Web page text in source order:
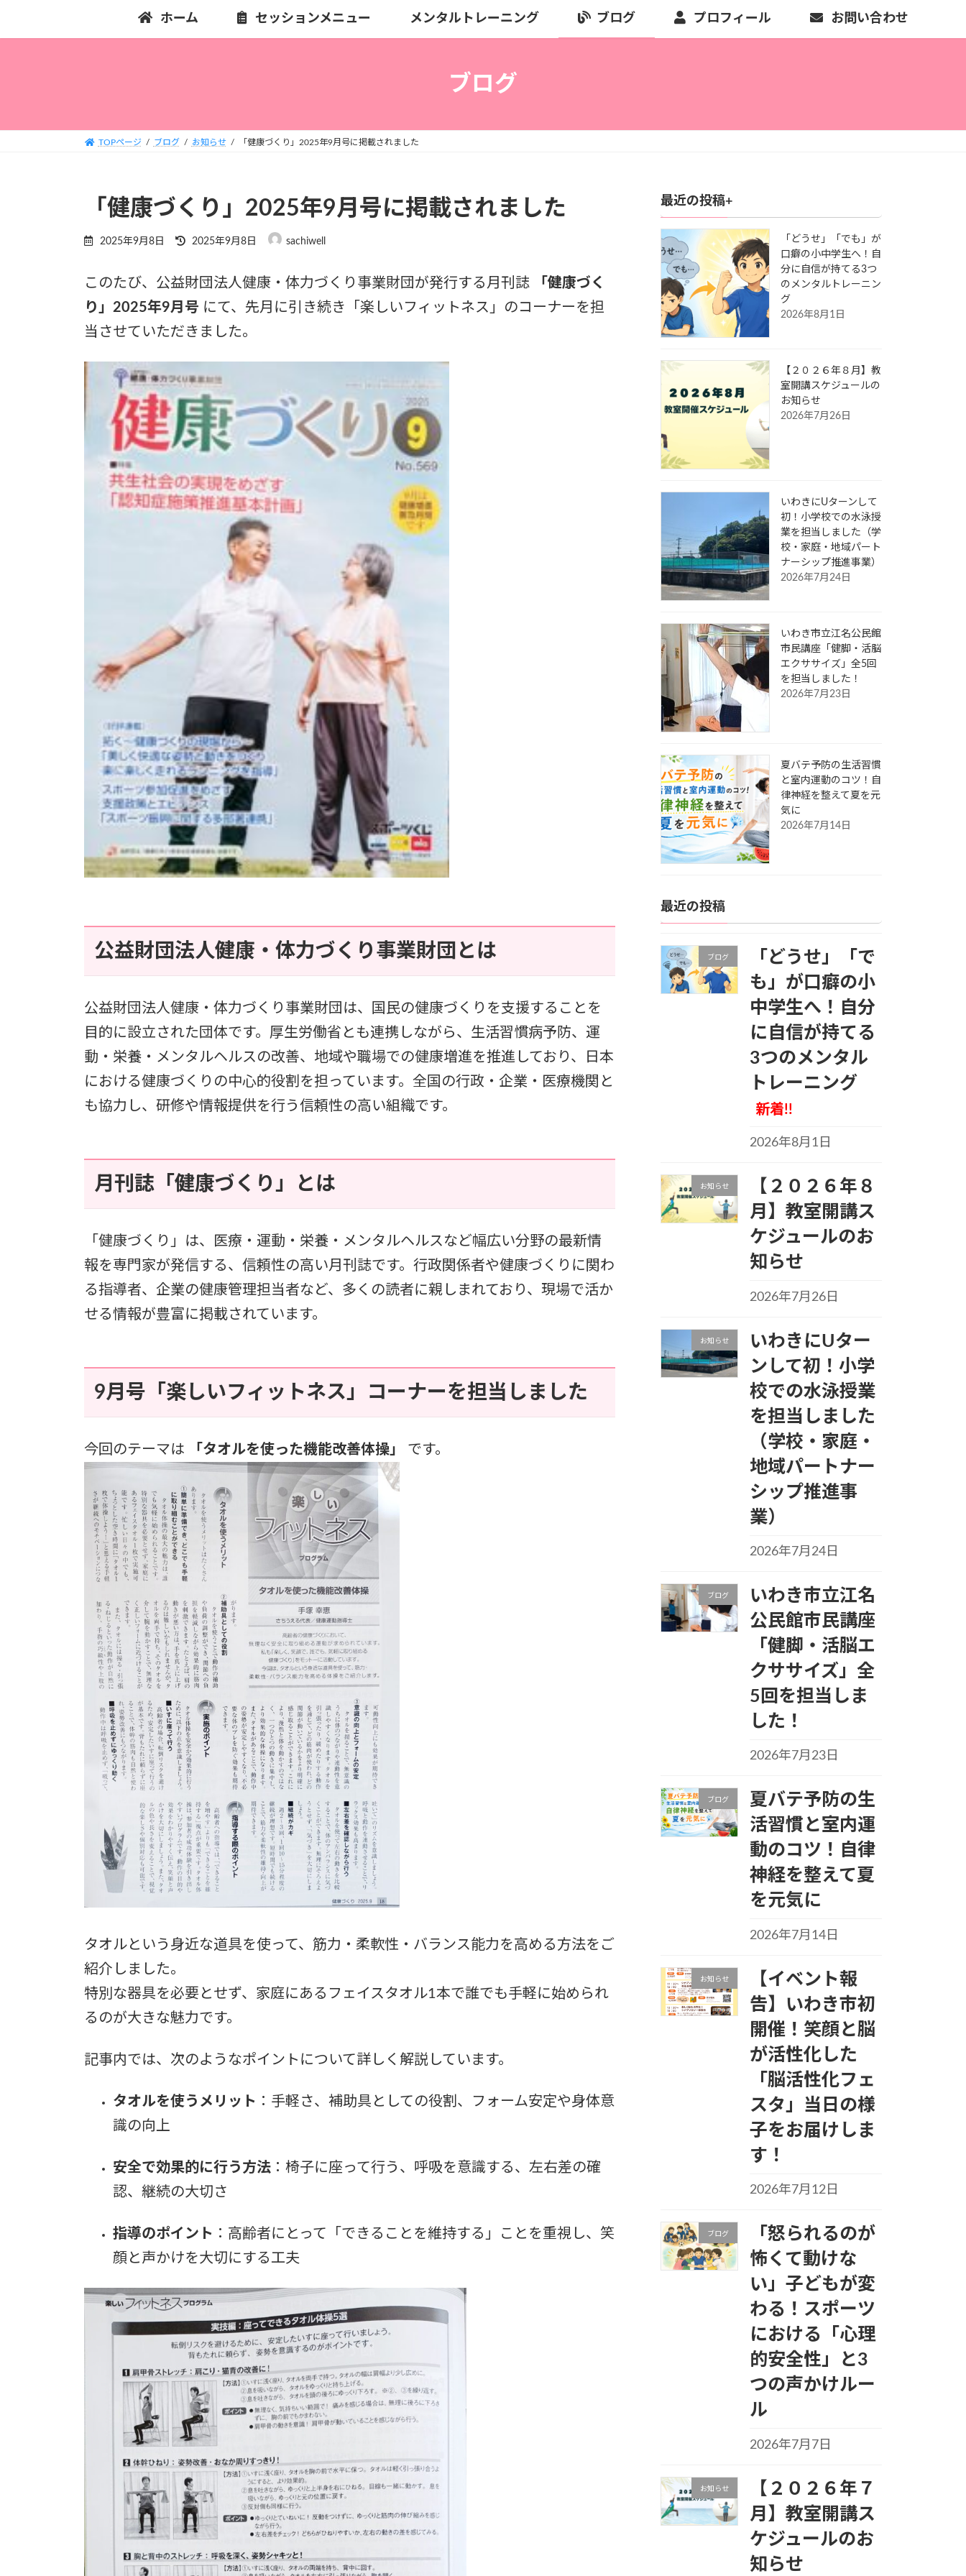
キ
に
ホーム セッションメニュー メンタルトレーニング ブログ プロフィール お問い合わせ
ブログ
TOPページ ブログ お知らせ 「健康づくり」2025年9月号に掲載されました
「健康づくり」2025年9月号に掲載されました
2025年9月8日
最
新
日
時
:
2025年9月8日 sachiwell
このたび、公益財団法人健康・体力づくり事業財団が発行する月刊誌
「健康づく
り」2025年9月号 にて、先月に引き続き「楽しいフィットネス」のコーナーを担
当させていただきました。
公益財団法人健康・体力づくり事業財団とは
公益財団法人健康・体力づくり事業財団は、国民の健康づくりを支援することを
目的に設立された団体です。厚生労働省とも連携しながら、生活習慣病予防、運
動・栄養・メンタルヘルスの改善、地域や職場での健康増進を推進しており、日本
における健康づくりの中心的役割を担っています。全国の行政・企業・医療機関と
も協力し、研修や情報提供を行う信頼性の高い組織です。
月刊誌「健康づくり」とは
「健康づくり」は、医療・運動・栄養・メンタルヘルスなど幅広い分野の最新情
報を専門家が発信する、信頼性の高い月刊誌です。行政関係者や健康づくりに関わ
る指導者、企業の健康管理担当者など、多くの読者に親しまれており、現場で活か
せる情報が豊富に掲載されています。
9月号「楽しいフィットネス」コーナーを担当しました
今回のテーマは 「タオルを使った機能改善体操」 です。
タオルという身近な道具を使って、筋力・柔軟性・バランス能力を高める方法をご
紹介しました。
特別な器具を必要とせず、家庭にあるフェイスタオル1本で誰でも手軽に始められ
るのが大きな魅力です。
記事内では、次のようなポイントについて詳しく解説しています。
タオルを使うメリット ：手軽さ、補助具としての役割、フォーム安定や身体意
識の向上
安全で効果的に行う方法 ：椅子に座って行う、呼吸を意識する、左右差の確
認、継続の大切さ
指導のポイント ：高齢者にとって「できることを維持する」ことを重視し、笑
顔と声かけを大切にする工夫
最近の投稿+
「どうせ」「でも」が
口癖の小中学生へ！自
分に自信が持てる3つ
のメンタルトレーニン
グ
2026年8月1日
【２０２６年８月】教
室開講スケジュールの
お知らせ
2026年7月26日
いわきにUターンして
初！小学校での水泳授
業を担当しました（学
校・家庭・地域パート
ナーシップ推進事業）
2026年7月24日
いわき市立江名公民館
市民講座「健脚・活脳
エクササイズ」全5回
を担当しました！
2026年7月23日
夏バテ予防の生活習慣
と室内運動のコツ！自
律神経を整えて夏を元
気に
2026年7月14日
最近の投稿
ブログ
「どうせ」「で
も」が口癖の小
中学生へ！自分
に自信が持てる
3つのメンタル
トレーニング
新着!!
2026年8月1日
お知らせ
【２０２６年８
月】教室開講ス
ケジュールのお
知らせ
2026年7月26日
お知らせ
いわきにUター
ンして初！小学
校での水泳授業
を担当しました
（学校・家庭・
地域パートナー
シップ推進事
業）
2026年7月24日
ブログ
いわき市立江名
公民館市民講座
「健脚・活脳エ
クササイズ」全
5回を担当しま
した！
2026年7月23日
ブログ
夏バテ予防の生
活習慣と室内運
動のコツ！自律
神経を整えて夏
を元気に
2026年7月14日
お知らせ
【イベント報
告】いわき市初
開催！笑顔と脳
が活性化した
「脳活性化フェ
スタ」当日の様
子をお届けしま
す！
2026年7月12日
ブログ
「怒られるのが
怖くて動けな
い」子どもが変
わる！スポーツ
における「心理
的安全性」と3
つの声かけルー
ル
2026年7月7日
お知らせ
【２０２６年７
月】教室開講ス
ケジュールのお
知らせ